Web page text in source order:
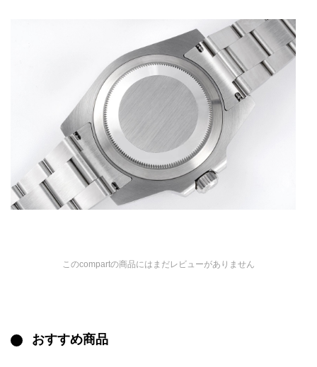
このcompartの商品にはまだレビューがありません
おすすめ商品